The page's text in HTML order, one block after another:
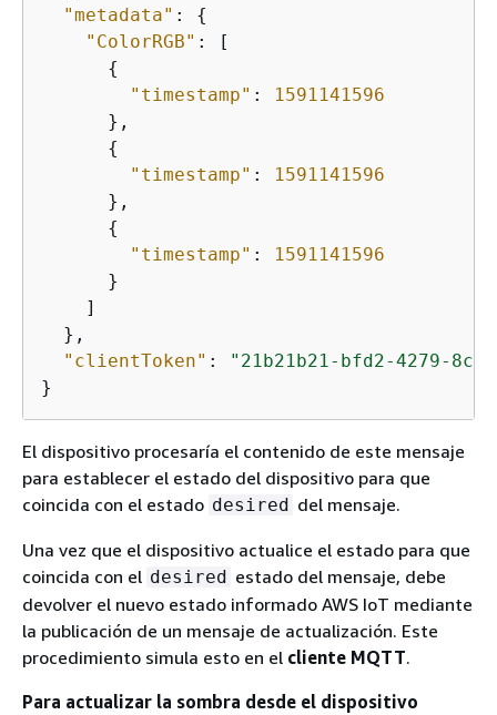
"metadata" : {
"ColorRGB" : [
{
"timestamp" :
1591141596
      },
{
"timestamp" :
1591141596
      },
{
"timestamp" :
1591141596
      }
    ]
  },
"clientToken" :
"21b21b21-bfd2-4279-
}
El dispositivo procesaría el contenido de este mensaje
para establecer el estado del dispositivo para que
coincida con el estado desired del mensaje.
Una vez que el dispositivo actualice el estado para que
coincida con el desired estado del mensaje, debe
devolver el nuevo estado informado AWS IoT mediante
la publicación de un mensaje de actualización. Este
procedimiento simula esto en el cliente MQTT.
Para actualizar la sombra desde el dispositivo